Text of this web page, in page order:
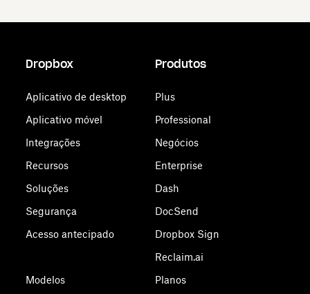
Dropbox
Aplicativo de desktop
Aplicativo móvel
Integrações
Recursos
Soluções
Segurança
Acesso antecipado
Modelos
Produtos
Plus
Professional
Negócios
Enterprise
Dash
DocSend
Dropbox Sign
Reclaim.ai
Planos